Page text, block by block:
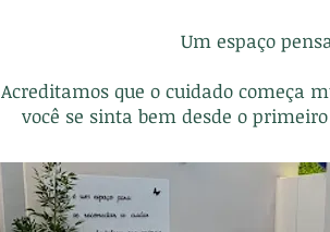
Um espaço
Acreditamos que o cuidado começa
você se sinta bem desde o